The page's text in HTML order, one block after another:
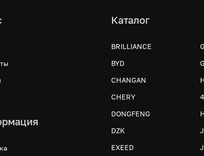
Каталог
BRILLIANCE
BYD
CHANGAN
CHERY
DONGFENG
DZK
EXEED